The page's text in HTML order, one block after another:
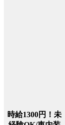
時給1300円！未